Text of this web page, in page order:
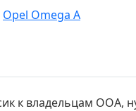
Opel Omega A
к владельцам ООА,